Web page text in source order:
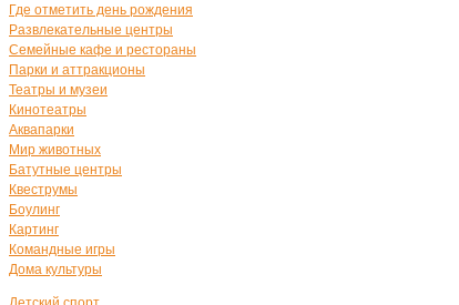
Где отметить день рождения
Развлекательные центры
Семейные кафе и рестораны
Парки и аттракционы
Театры и музеи
Кинотеатры
Аквапарки
Мир животных
Батутные центры
Квеструмы
Боулинг
Картинг
Командные игры
Дома культуры